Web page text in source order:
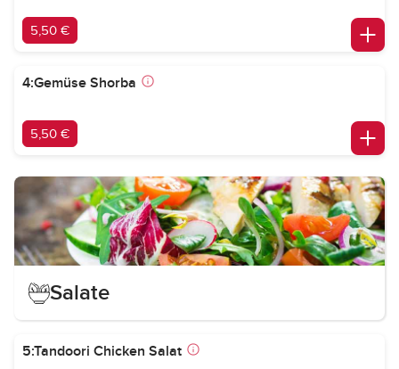
5,50 €
4:Gemüse Shorba
5,50 €
Salate
5:Tandoori Chicken Salat